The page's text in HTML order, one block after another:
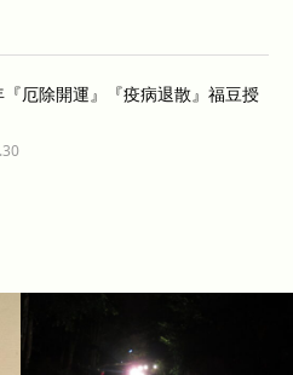
厄除開運』『疫病退散』福豆授